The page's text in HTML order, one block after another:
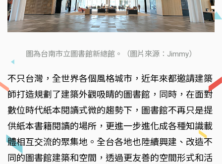
圖為台南市立圖書館新總館。（圖片來源：Jimmy）
不只台灣，全世界各個風格城市，近年來都邀請建築
師打造規劃了建築外觀吸睛的圖書館，同時，在面對
數位時代紙本閱讀式微的趨勢下，圖書館不再只是提
供紙本書籍閱讀的場所，更進一步進化成各種知識載
體相互交流的聚集地。全台各地也陸續興建、改造不
同的圖書館建築和空間，透過更友善的空間形式和活